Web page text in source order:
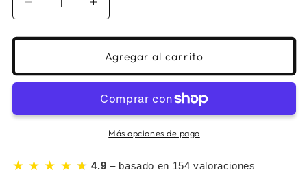
Reducir
cantidad
para
-
Termolar
advanced
-
Aumentar
cantidad
para
Pack
-
Termo
Termolar
con
advanced
Agregar al carrito
Más opciones de pago
★ ★ ★ ★ ★
★ 4.9 – basado en 154 valoraciones